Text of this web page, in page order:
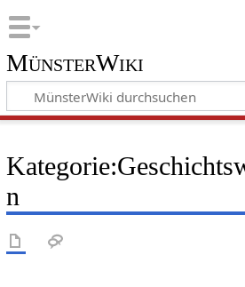
MünsterWiki
n